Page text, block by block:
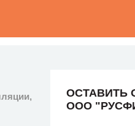
ОСТАВИТЬ
ООО